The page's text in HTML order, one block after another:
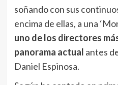
soñando con sus
encima de ellas, a una
uno de los directores
panorama actual antes
Daniel Espinosa.